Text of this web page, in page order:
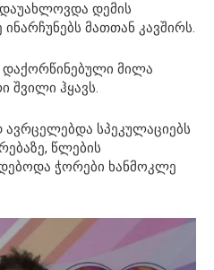
დემის
მათთან კავშირს.
დაქორწინებული მილა
შვილი ჰყავს.
ავრცელებდა სპეკულაციებს
წლების
ჭორები ხანმოკლე